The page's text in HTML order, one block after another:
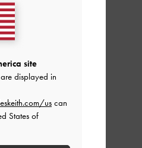
かった
site
displayed in
uscan
States of